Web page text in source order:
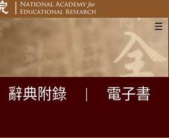
☰
辭典附錄
電子書